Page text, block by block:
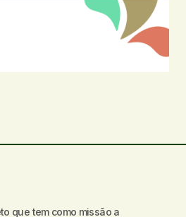
que tem como missão a